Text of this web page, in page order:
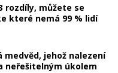
rozdíly, můžete se
které nemá 99 % lidí
medvěd, jehož nalezení
neřešitelným úkolem